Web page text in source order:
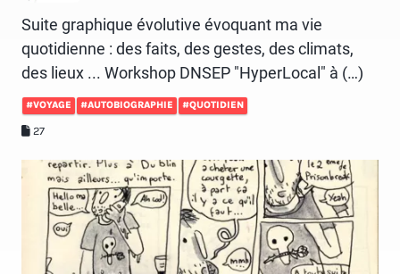
Suite graphique évolutive évoquant ma vie
quotidienne : des faits, des gestes, des climats,
des lieux ... Workshop DNSEP "HyperLocal" à (…)
#VOYAGE #AUTOBIOGRAPHIE #QUOTIDIEN
27